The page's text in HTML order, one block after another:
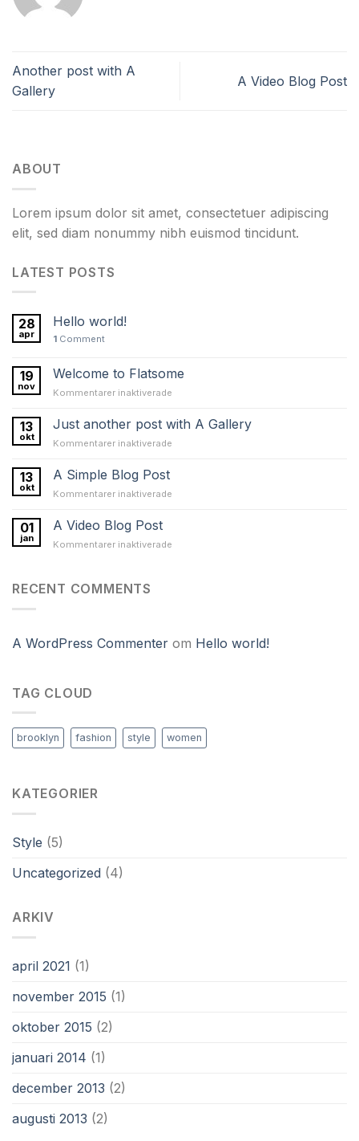
Another post with A
Gallery
A Video Blog Post
ABOUT
Lorem ipsum dolor sit amet, consectetuer adipiscing
elit, sed diam nonummy nibh euismod tincidunt.
LATEST POSTS
28
apr
Hello world!
1 Comment
19
nov
Welcome to Flatsome
Kommentarer inaktiverade
to
13
okt
Just another post with A Gallery
Kommentarer inaktiverade
13
okt
A Simple Blog Post
Kommentarer inaktiverade
01
jan
A Video Blog Post
Kommentarer inaktiverade
RECENT COMMENTS
A WordPress Commenter om Hello world!
TAG CLOUD
brooklyn fashion style women
KATEGORIER
Style (5)
Uncategorized (4)
ARKIV
april 2021 (1)
november 2015 (1)
oktober 2015 (2)
januari 2014 (1)
december 2013 (2)
augusti 2013 (2)